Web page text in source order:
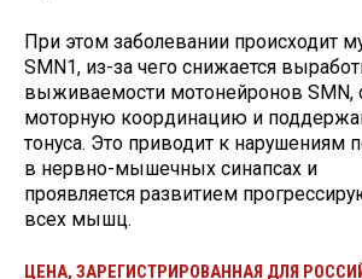
При этом заболевании происходит
SMN1, из-за чего снижается
выживаемости мотонейронов SMN,
моторную координацию и
тонуса. Это приводит к нарушениям
в нервно-мышечных синапсах и
проявляется развитием
всех мышц.
ЦЕНА, ЗАРЕГИСТРИРОВАННАЯ ДЛЯ